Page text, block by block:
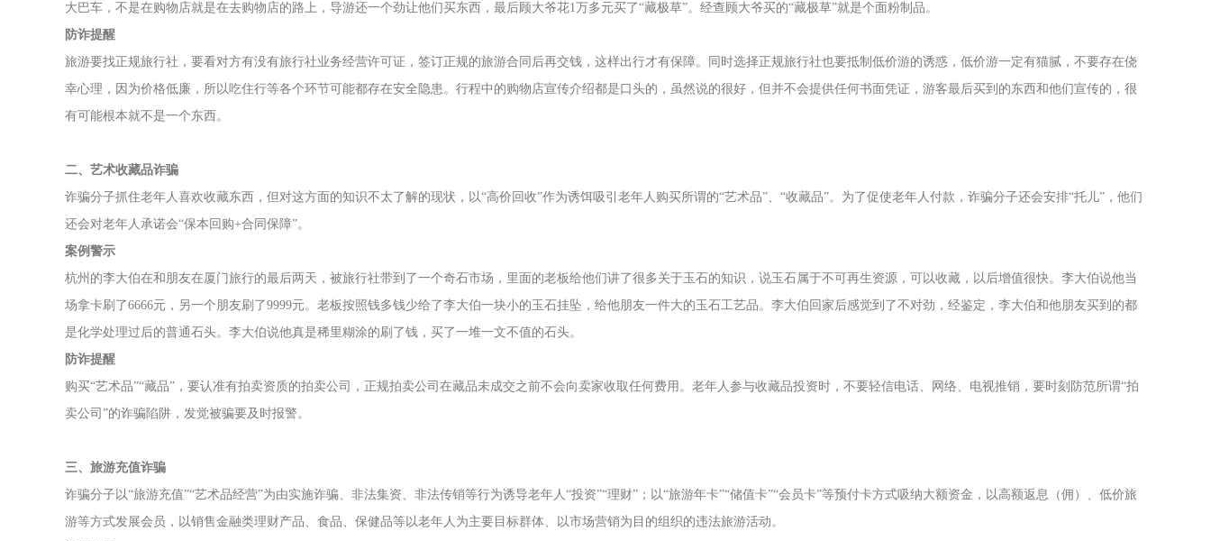
大巴车，不是在购物店就是在去购物店的路上，导游还一个劲让他们买东西，最后顾大爷花1万多元买了“藏极草”。经查顾大爷买的“藏极草”就是个面粉制品。
防诈提醒
旅游要找正规旅行社，要看对方有没有旅行社业务经营许可证，签订正规的旅游合同后再交钱，这样出行才有保障。同时选择正规旅行社也要抵制低价游的诱惑，低价游一定有猫腻，不要存在侥
幸心理，因为价格低廉，所以吃住行等各个环节可能都存在安全隐患。行程中的购物店宣传介绍都是口头的，虽然说的很好，但并不会提供任何书面凭证，游客最后买到的东西和他们宣传的，很
有可能根本就不是一个东西。
二、艺术收藏品诈骗
诈骗分子抓住老年人喜欢收藏东西，但对这方面的知识不太了解的现状，以“高价回收”作为诱饵吸引老年人购买所谓的“艺术品”、“收藏品”。为了促使老年人付款，诈骗分子还会安排“托儿”，他们
还会对老年人承诺会“保本回购+合同保障”。
案例警示
杭州的李大伯在和朋友在厦门旅行的最后两天，被旅行社带到了一个奇石市场，里面的老板给他们讲了很多关于玉石的知识，说玉石属于不可再生资源，可以收藏，以后增值很快。李大伯说他当
场拿卡刷了6666元，另一个朋友刷了9999元。老板按照钱多钱少给了李大伯一块小的玉石挂坠，给他朋友一件大的玉石工艺品。李大伯回家后感觉到了不对劲，经鉴定，李大伯和他朋友买到的都
是化学处理过后的普通石头。李大伯说他真是稀里糊涂的刷了钱，买了一堆一文不值的石头。
防诈提醒
购买“艺术品”“藏品”，要认准有拍卖资质的拍卖公司，正规拍卖公司在藏品未成交之前不会向卖家收取任何费用。老年人参与收藏品投资时，不要轻信电话、网络、电视推销，要时刻防范所谓“拍
卖公司”的诈骗陷阱，发觉被骗要及时报警。
三、旅游充值诈骗
诈骗分子以“旅游充值”“艺术品经营”为由实施诈骗、非法集资、非法传销等行为诱导老年人“投资”“理财”；以“旅游年卡”“储值卡”“会员卡”等预付卡方式吸纳大额资金，以高额返息（佣）、低价旅
游等方式发展会员，以销售金融类理财产品、食品、保健品等以老年人为主要目标群体、以市场营销为目的组织的违法旅游活动。